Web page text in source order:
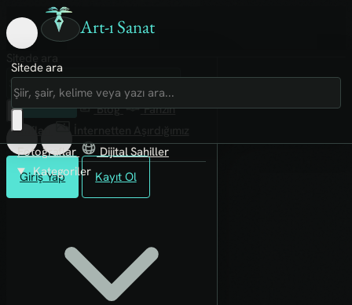
Art-ı Sanat
Giriş Yap Kayıt Ol
Sitede ara
Art-ı Sosyal
İmece
Kütüphane
Blog
Fanzin
Rafları
Fotoğraflar
Dijital Sahiller
Kategoriler